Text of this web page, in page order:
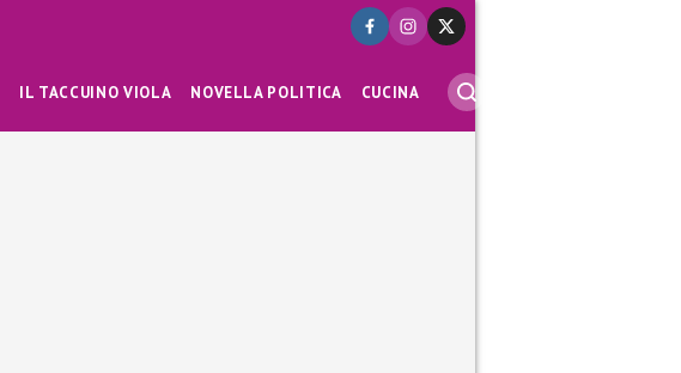
IL TACCUINO VIOLA NOVELLA POLITICA CUCINA